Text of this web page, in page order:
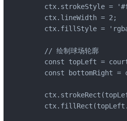
ctx.strokeStyle =
    ctx.lineWidth = 2;
ctx.fillStyle =
    // 绘制球场轮廓
const topLeft =
const bottomRight =